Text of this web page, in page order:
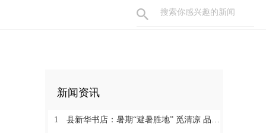
新闻资讯
1 县新华书店：暑期“避暑胜地” 觅清凉 品书香